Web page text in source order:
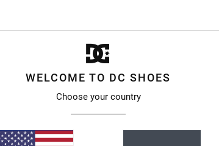
WELCOME TO DC SHOES
Choose your country